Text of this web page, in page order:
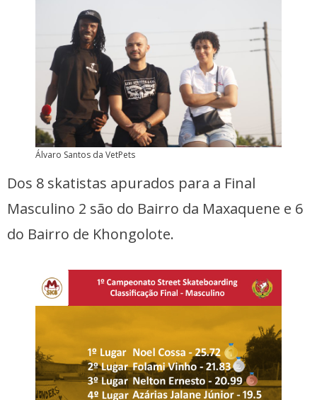
Álvaro Santos da VetPets
Dos 8 skatistas apurados para a Final
Masculino 2 são do Bairro da Maxaquene e 6
do Bairro de Khongolote.